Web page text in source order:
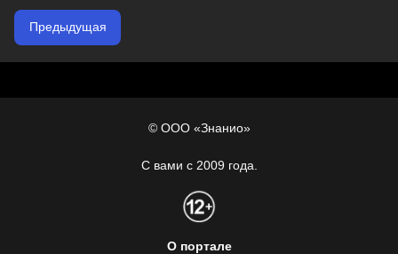
Предыдущая
© ООО «Знанио»
С вами с 2009 года.
О портале